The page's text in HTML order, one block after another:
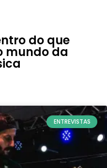
do que
mundo da
ENTREVISTAS